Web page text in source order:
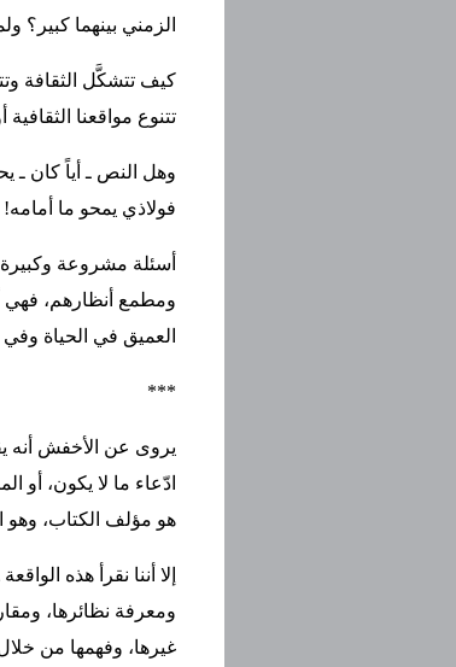
الزمني بينهما كبير؟
كيف تتشكَّل الثقافة
تتنوع مواقعنا الثقافية
وهل النص ـ أياً كان ـ
فولاذي يمحو ما أمامه!
أسئلة مشروعة وكبيرة
ومطمع أنظارهم، فهي
العميق في الحياة
***
يروى عن الأخفش أنه
ادّعاء ما لا يكون، أو
هو مؤلف الكتاب، وهو
إلا أننا نقرأ هذه
ومعرفة نظائرها،
غيرها، وفهمها من